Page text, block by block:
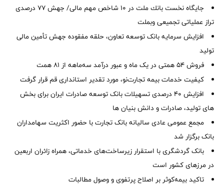
جایگاه نخست بانك ملت در 10 شاخص مهم مالی/ جهش 77 درصدی
تراز عملیاتی تجمیعی وبملت
افزایش سرمایه بانک توسعه تعاون، حلقه مفقوده جهش تأمین مالی
تولید
فروش 54 همتی در یک ماه و عبور درآمد سه‌ماهه از 81 همت
کیفیت خدمات بیمه تجارت‌نو، مورد تقدیر استانداری قم قرار گرفت
افزایش 40 درصدی تسهیلات بانک توسعه صادرات ایران برای بخش
های تولید، صادرات و دانش بنیان ها
مجمع عمومی عادی سالیانه بانک تجارت با حضور اکثریت سهامداران
بانک برگزار شد
بانک گردشگری با استقرار زیرساخت‌های خدماتی، همراه زائران اربعین
در مرزهای کشور است
تاکید بیمه‌کوثر بر اصلاح پرتفوی و وصول مطالبات ‌